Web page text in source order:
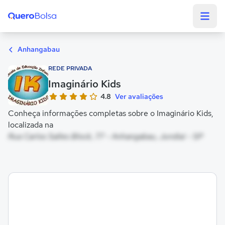
Anhangabau
REDE PRIVADA
Imaginário Kids
4.8 Ver avaliações
Conheça informações completas sobre o Imaginário Kids,
localizada na
Rua Carlos Salles Block, 77 - Anhangabau, Jundiaí - SP